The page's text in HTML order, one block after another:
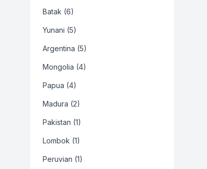
Batak (6)
Yunani (5)
Argentina (5)
Mongolia (4)
Papua (4)
Madura (2)
Pakistan (1)
Lombok (1)
Peruvian (1)